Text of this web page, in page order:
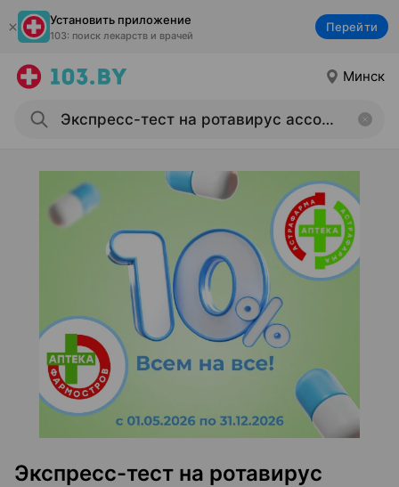
Установить приложение
103: поиск лекарств и врачей
Перейти
Минск
Экспресс-тест на ротавирус